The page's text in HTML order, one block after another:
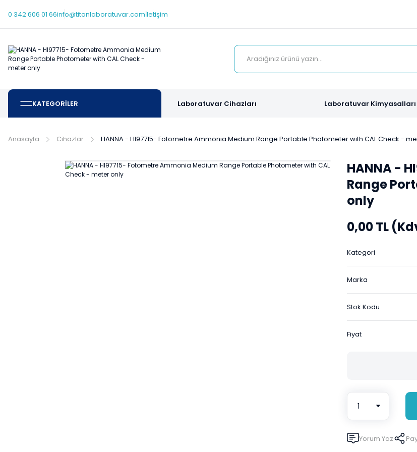
0 342 606 01 66info@titanlaboratuvar.comİletişim
KATEGORİLER Laboratuvar Cihazları Laboratuvar Kimyasalları
Anasayfa Cihazlar HANNA - HI97715- Fotometre Ammonia Medium Range Portable Photometer with CAL Check -
HANNA -
Range
only
0,00 TL
Kategori
Marka
Stok Kodu
Fiyat
Yorum Yaz